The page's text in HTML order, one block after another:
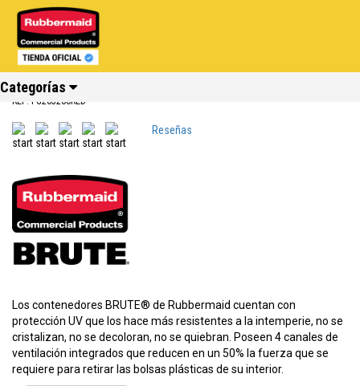
Categorías
Inicio
Productos
Contenedor Brute 121 litros Sin Tapa Rojo Rubbermaid FG263200RED
Contenedor Brute 121 litros Sin Tapa
Rojo Rubbermaid FG263200RED
REF: FG263200RED
Reseñas
Los contenedores BRUTE® de Rubbermaid cuentan con
protección UV que los hace más resistentes a la intemperie, no se
cristalizan, no se decoloran, no se quiebran. Poseen 4 canales de
ventilación integrados que reducen en un 50% la fuerza que se
requiere para retirar las bolsas plásticas de su interior.
los
productos
Reciclaje
los
productos
Limpieza
los
productos
Carros
los
productos
Amoblamiento
los
productos
Cocina
los
productos
Repuestos